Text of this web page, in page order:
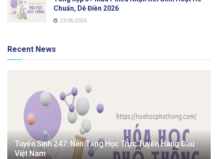
Chuẩn, Dễ Điền 2026
23/05/2026
Recent News
Tuyển Sinh 247: Nền Tảng Học Trực Tuyến Hàng Đầu
Việt Nam